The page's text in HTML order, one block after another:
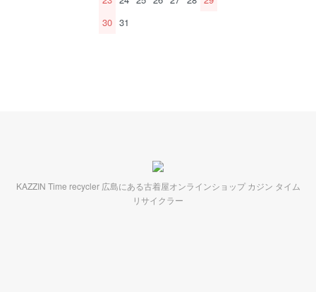
30 31
KAZZIN Time recycler 広島にある古着屋オンラインショップ カジン タイム
リサイクラー